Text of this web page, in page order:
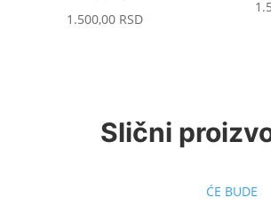
1.500,00 RSD
Slični
ĆE BUDE